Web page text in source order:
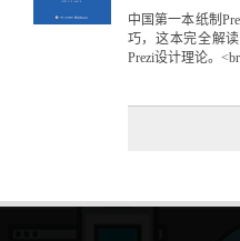
中国第一本纸制
巧，这本完全解
Prezi设计理论。